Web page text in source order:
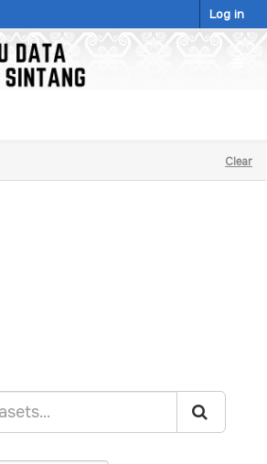
Log in
Clear